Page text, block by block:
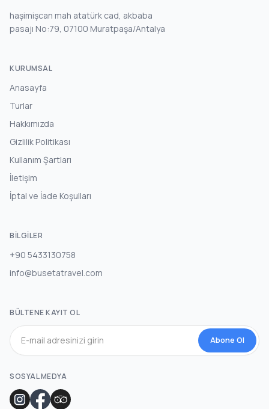
haşimişcan mah atatürk cad, akbaba
pasajı No:79, 07100 Muratpaşa/Antalya
KURUMSAL
Anasayfa
Turlar
Hakkımızda
Gizlilik Politikası
Kullanım Şartları
İletişim
İptal ve İade Koşulları
BILGILER
+90 5433130758
info@busetatravel.com
BÜLTENE KAYIT OL
Abone Ol
SOSYAL MEDYA